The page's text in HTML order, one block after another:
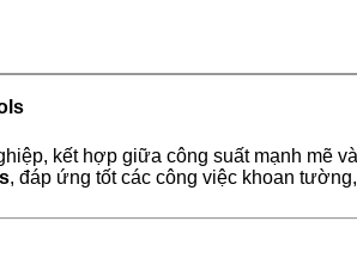
kết hợp giữa công suất mạnh mẽ
, đáp ứng tốt các công việc khoan